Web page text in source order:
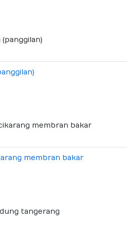
membran bakar